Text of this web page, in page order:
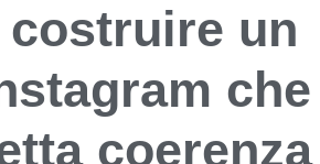
costruire un
che
coerenza